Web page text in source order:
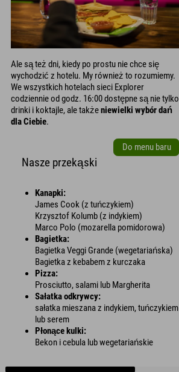
Ale są też dni, kiedy po prostu nie chce się
wychodzić z hotelu. My również to rozumiemy.
We wszystkich hotelach sieci Explorer
codziennie od godz. 16:00 dostępne są nie tylko
drinki i koktajle, ale takżeniewielki wybór dań
dla Ciebie.
Do menu baru
Nasze przekąski
Kanapki:
James Cook (z tuńczykiem)
Krzysztof Kolumb (z indykiem)
Marco Polo (mozarella pomidorowa)
Bagietka:
Bagietka Veggi Grande (wegetariańska)
Bagietka z kebabem z kurczaka
Pizza:
Prosciutto, salami lub Margherita
Sałatka odkrywcy:
sałatka mieszana z indykiem, tuńczykiem
lub serem
Płonące kulki:
Bekon i cebula lub wegetariańskie